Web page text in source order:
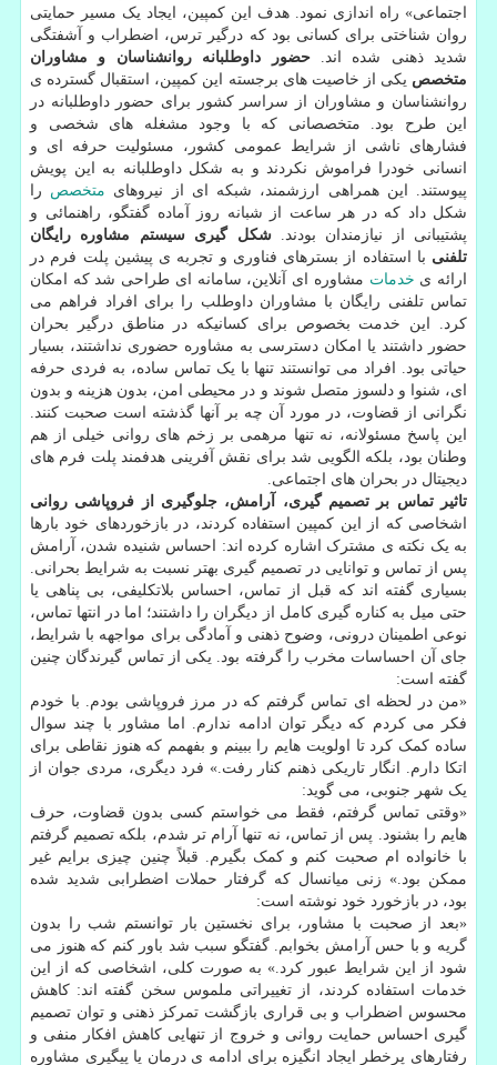
اجتماعی» راه اندازی نمود. هدف این کمپین، ایجاد یک مسیر حمایتی
روان شناختی برای کسانی بود که درگیر ترس، اضطراب و آشفتگی
شدید ذهنی شده اند.حضور داوطلبانه روانشناسان و مشاوران
متخصص یکی از خاصیت های برجسته این کمپین، استقبال گسترده ی
روانشناسان و مشاوران از سراسر کشور برای حضور داوطلبانه در
این طرح بود. متخصصانی که با وجود مشغله های شخصی و
فشارهای ناشی از شرایط عمومی کشور، مسئولیت حرفه ای و
انسانی خودرا فراموش نکردند و به شکل داوطلبانه به این پویش
پیوستند. این همراهی ارزشمند، شبکه ای از نیروهای متخصص را
شکل داد که در هر ساعت از شبانه روز آماده گفتگو، راهنمائی و
پشتیبانی از نیازمندان بودند.شکل گیری سیستم مشاوره رایگان
تلفنی با استفاده از بسترهای فناوری و تجربه ی پیشین پلت فرم در
ارائه ی خدمات مشاوره ای آنلاین، سامانه ای طراحی شد که امکان
تماس تلفنی رایگان با مشاوران داوطلب را برای افراد فراهم می
کرد. این خدمت بخصوص برای کسانیکه در مناطق درگیر بحران
حضور داشتند یا امکان دسترسی به مشاوره حضوری نداشتند، بسیار
حیاتی بود. افراد می توانستند تنها با یک تماس ساده، به فردی حرفه
ای، شنوا و دلسوز متصل شوند و در محیطی امن، بدون هزینه و بدون
نگرانی از قضاوت، در مورد آن چه بر آنها گذشته است صحبت کنند.
این پاسخ مسئولانه، نه تنها مرهمی بر زخم های روانی خیلی از هم
وطنان بود، بلکه الگویی شد برای نقش آفرینی هدفمند پلت فرم های
دیجیتال در بحران های اجتماعی.
تاثیر تماس بر تصمیم گیری، آرامش، جلوگیری از فروپاشی روانی
اشخاصی که از این کمپین استفاده کردند، در بازخوردهای خود بارها
به یک نکته ی مشترک اشاره کرده اند: احساس شنیده شدن، آرامش
پس از تماس و توانایی در تصمیم گیری بهتر نسبت به شرایط بحرانی.
بسیاری گفته اند که قبل از تماس، احساس بلاتکلیفی، بی پناهی یا
حتی میل به کناره گیری کامل از دیگران را داشتند؛ اما در انتها تماس،
نوعی اطمینان درونی، وضوح ذهنی و آمادگی برای مواجهه با شرایط،
جای آن احساسات مخرب را گرفته بود. یکی از تماس گیرندگان چنین
گفته است:
«من در لحظه ای تماس گرفتم که در مرز فروپاشی بودم. با خودم
فکر می کردم که دیگر توان ادامه ندارم. اما مشاور با چند سوال
ساده کمک کرد تا اولویت هایم را ببینم و بفهمم که هنوز نقاطی برای
اتکا دارم. انگار تاریکی ذهنم کنار رفت.» فرد دیگری، مردی جوان از
یک شهر جنوبی، می گوید:
«وقتی تماس گرفتم، فقط می خواستم کسی بدون قضاوت، حرف
هایم را بشنود. پس از تماس، نه تنها آرام تر شدم، بلکه تصمیم گرفتم
با خانواده ام صحبت کنم و کمک بگیرم. قبلاً چنین چیزی برایم غیر
ممکن بود.» زنی میانسال که گرفتار حملات اضطرابی شدید شده
بود، در بازخورد خود نوشته است:
«بعد از صحبت با مشاور، برای نخستین بار توانستم شب را بدون
گریه و با حس آرامش بخوابم. گفتگو سبب شد باور کنم که هنوز می
شود از این شرایط عبور کرد.» به صورت کلی، اشخاصی که از این
خدمات استفاده کردند، از تغییراتی ملموس سخن گفته اند: کاهش
محسوس اضطراب و بی قراری بازگشت تمرکز ذهنی و توان تصمیم
گیری احساس حمایت روانی و خروج از تنهایی کاهش افکار منفی و
رفتارهای پرخطر ایجاد انگیزه برای ادامه ی درمان یا پیگیری مشاوره